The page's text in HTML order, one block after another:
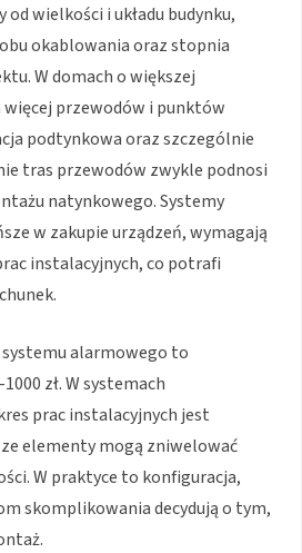
od wielkości i układu budynku,
okablowania oraz stopnia
W domach o większej
przewodów i punktów
podtynkowa oraz szczególnie
tras przewodów zwykle podnosi
natynkowego. Systemy
w zakupie urządzeń, wymagają
instalacyjnych, co potrafi
alarmowego to
zł. W systemach
prac instalacyjnych jest
elementy mogą zniwelować
W praktyce to konfiguracja,
skomplikowania decydują o tym,